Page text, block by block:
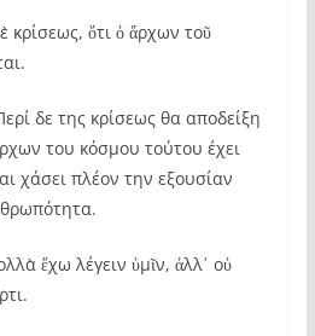
ὅτι ὁ ἄρχων τοῦ
κρίσεως θα αποδείξη
του κόσμου τούτου έχει
χάσει πλέον την εξουσίαν
λέγειν ὑμῖν, ἀλλ᾿ οὐ